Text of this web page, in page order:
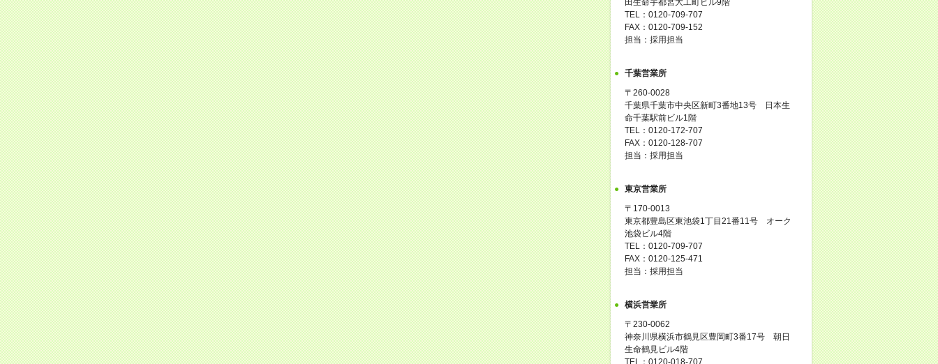
TEL：0120-709-707
FAX：0120-709-152
担当：採用担当
千葉営業所
〒260-0028
千葉県千葉市中央区新町3番地13号 日本生
命千葉駅前ビル1階
TEL：0120-172-707
FAX：0120-128-707
担当：採用担当
東京営業所
〒170-0013
東京都豊島区東池袋1丁目21番11号 オーク
池袋ビル4階
TEL：0120-709-707
FAX：0120-125-471
担当：採用担当
横浜営業所
〒230-0062
神奈川県横浜市鶴見区豊岡町3番17号 朝日
生命鶴見ビル4階
TEL：0120-018-707